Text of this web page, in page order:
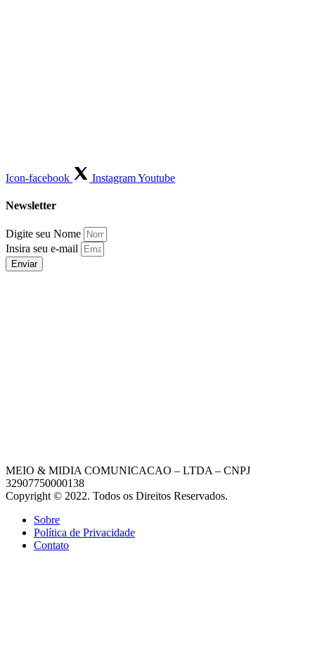
Icon-facebook InstagramYoutube
Newsletter
Digite seu Nome
Insira seu e-mail
Enviar
MEIO & MIDIA COMUNICACAO – LTDA – CNPJ
32907750000138
Copyright © 2022. Todos os Direitos Reservados.
Sobre
Política de Privacidade
Contato